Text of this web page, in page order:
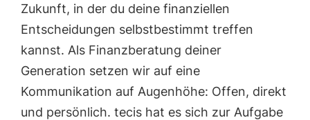
Zukunft, in der du deine finanziellen
Entscheidungen selbstbestimmt treffen
kannst. Als Finanzberatung deiner
Generation setzen wir auf eine
Kommunikation auf Augenhöhe: Offen, direkt
und persönlich. tecis hat es sich zur Aufgabe